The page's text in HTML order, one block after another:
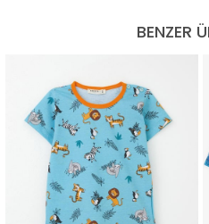
BENZER